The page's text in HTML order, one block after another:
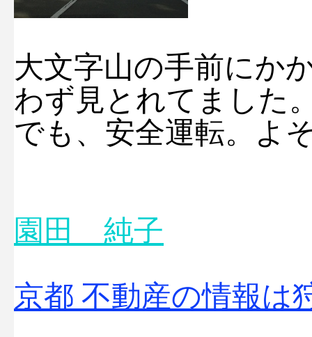
大文字山の手前にか
わず見とれてました
でも、安全運転。よ
園田 純子
京都 不動産の情報は